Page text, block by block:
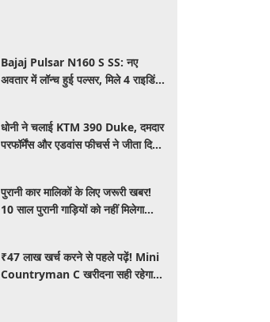
Bajaj Pulsar N160 S SS: नए
अवतार में लॉन्च हुई पल्सर, मिले 4 राइडिंग
धोनी ने चलाई KTM 390 Duke, दमदार
परफॉर्मेंस और एडवांस फीचर्स ने जीता दिल,
पुरानी कार मालिकों के लिए जरूरी खबर!
10 साल पुरानी गाड़ियों को नहीं मिलेगा
₹47 लाख खर्च करने से पहले पढ़ें! Mini
Countryman C खरीदना सही रहेगा या